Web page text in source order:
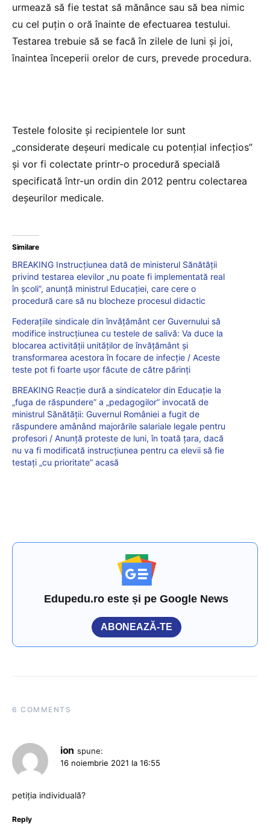
urmează să fie testat să mănânce sau să bea nimic
cu cel puțin o oră înainte de efectuarea testului.
Testarea trebuie să se facă în zilele de luni și joi,
înaintea începerii orelor de curs, prevede procedura.
Testele folosite și recipientele lor sunt
„considerate deșeuri medicale cu potențial infecțios”
și vor fi colectate printr-o procedură specială
specificată într-un ordin din 2012 pentru colectarea
deșeurilor medicale.
Similare
BREAKING Instrucțiunea dată de ministerul Sănătății
privind testarea elevilor „nu poate fi implementată real
în școli”, anunță ministrul Educației, care cere o
procedură care să nu blocheze procesul didactic
Federațiile sindicale din învățământ cer Guvernului să
modifice instrucțiunea cu testele de salivă: Va duce la
blocarea activității unităților de învățământ și
transformarea acestora în focare de infecție / Aceste
teste pot fi foarte ușor făcute de către părinți
BREAKING Reacție dură a sindicatelor din Educație la
„fuga de răspundere” a „pedagogilor” invocată de
ministrul Sănătății: Guvernul României a fugit de
răspundere amânând majorările salariale legale pentru
profesori / Anunță proteste de luni, în toată țara, dacă
nu va fi modificată instrucțiunea pentru ca elevii să fie
testați „cu prioritate” acasă
Edupedu.ro este și pe Google News
ABONEAZĂ-TE
6 COMMENTS
ion spune:
16 noiembrie 2021 la 16:55
petiția individuală?
Reply